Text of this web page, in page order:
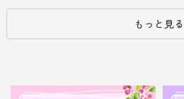
もっと見る